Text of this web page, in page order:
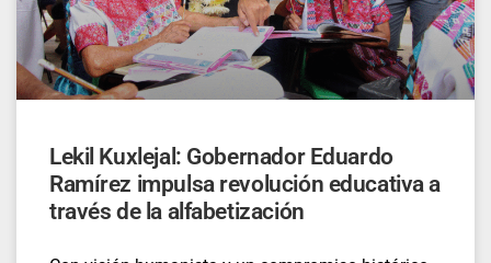
Lekil Kuxlejal: Gobernador Eduardo
Ramírez impulsa revolución educativa a
través de la alfabetización